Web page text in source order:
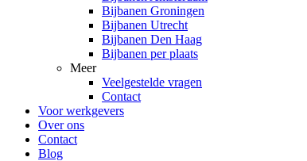
Bijbanen Groningen
Bijbanen Utrecht
Bijbanen Den Haag
Bijbanen per plaats
Meer
Veelgestelde vragen
Contact
Voor werkgevers
Over ons
Contact
Blog